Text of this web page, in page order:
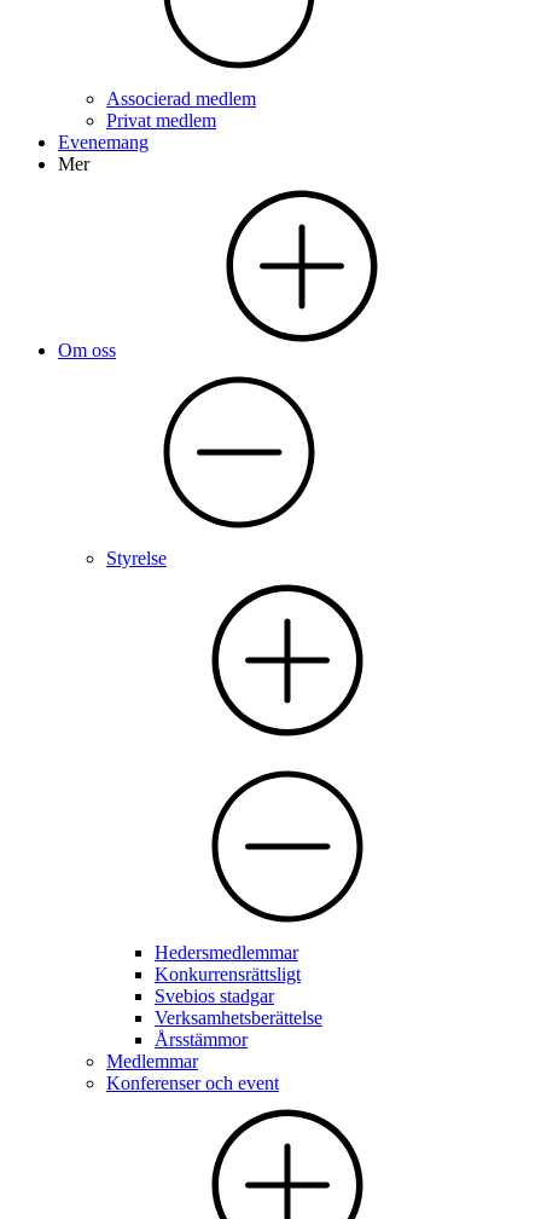
Associerad medlem
Privat medlem
Evenemang
Mer
Om oss
Styrelse
Hedersmedlemmar
Konkurrensrättsligt
Svebios stadgar
Verksamhetsberättelse
Årsstämmor
Medlemmar
Konferenser och event